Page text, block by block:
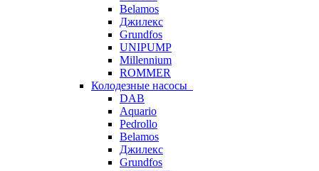
Belamos
Джилекс
Grundfos
UNIPUMP
Millennium
ROMMER
Колодезные насосы
DAB
Aquario
Pedrollo
Belamos
Джилекс
Grundfos